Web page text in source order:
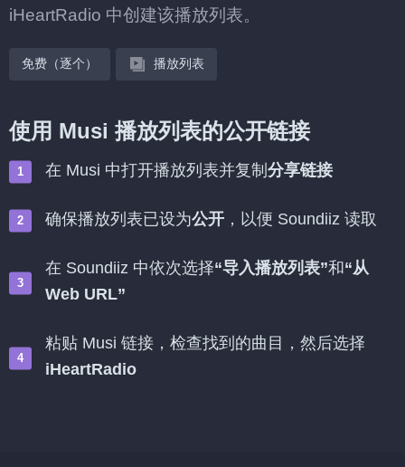
iHeartRadio 中创建该播放列表。
免费（逐个） 播放列表
使用 Musi 播放列表的公开链接
在 Musi 中打开播放列表并复制 分享链接
确保播放列表已设为公开 ，以便 Soundiiz 读取
在 Soundiiz 中依次选择“导入播放列表”和“从
Web URL”
粘贴 Musi 链接，检查找到的曲目，然后选择
iHeartRadio